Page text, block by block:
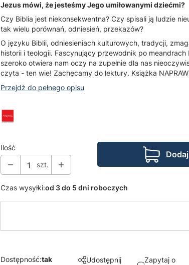
Jezus mówi, że jesteśmy Jego umiłowanymi dziećmi?
Czy Biblia jest niekonsekwentna? Czy spisali ją ludzie
tak wielu porównań, odniesień, przekazów?
O języku Biblii, odniesieniach kulturowych, tradycji,
historii i teologii. Fascynujący przewodnik po
szeroko otwiera nam oczy na zupełnie dla nas
czyta - ten wie! Zachęcamy do lektury. Książka
Przejdź do pełnego opisu
Ilość
szt.
Czas wysyłki:od 3 do 5 dni roboczych
Dostępność:tak Udostępnij
Zapytaj o